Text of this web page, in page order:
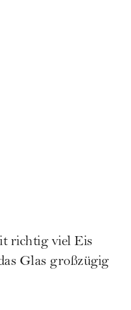
richtig viel Eis
Glas großzügig